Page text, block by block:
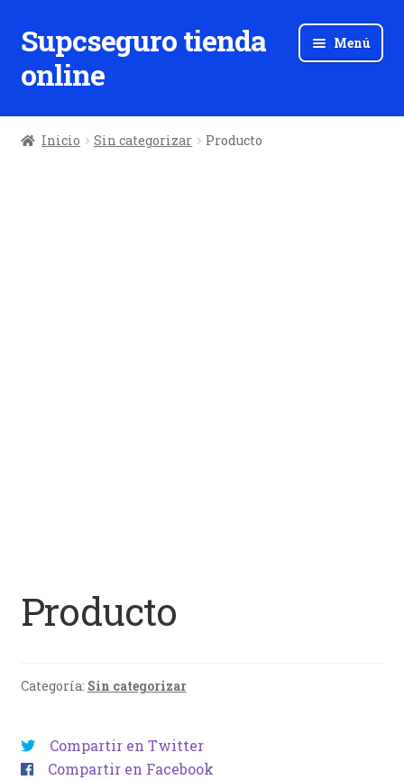
Ir
a
la
Ir
al
contenido
Supcseguro tienda
online
Menú
Inicio Sin categorizar Producto
Producto
Categoría: Sin categorizar
Compartir en Twitter
Compartir en Facebook